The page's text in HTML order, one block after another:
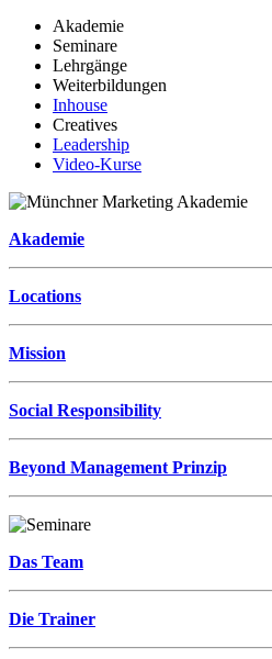
Akademie
Seminare
Lehrgänge
Weiterbildungen
Inhouse
Creatives
Leadership
Video-Kurse
Akademie
Locations
Mission
Social Responsibility
Beyond Management Prinzip
Das Team
Die Trainer